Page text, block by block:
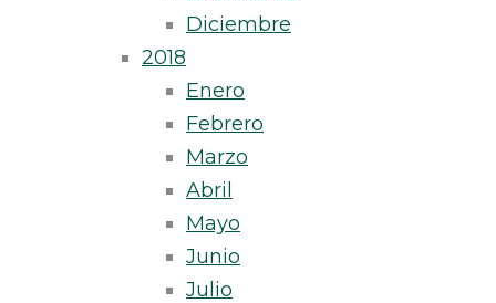
Diciembre
2018
Enero
Febrero
Marzo
Abril
Mayo
Junio
Julio